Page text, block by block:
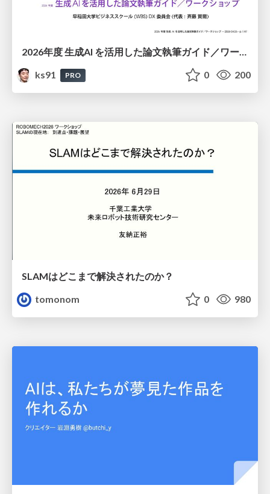
2026年度 生成AI を活用した論文執筆ガイド／ワークショップ / 2026 Academic Year Guide to Writing Papers Using Generative AI - Workshop
ks91
PRO 0 200
SLAMはどこまで解決されたのか？
tomonom
0 980